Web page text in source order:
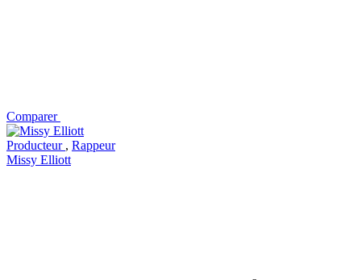
Comparer
Producteur , Rappeur
Missy Elliott